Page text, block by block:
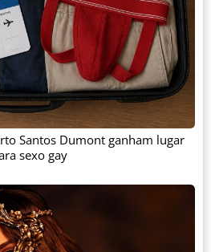
Santos Dumont ganham lugar
sexo gay